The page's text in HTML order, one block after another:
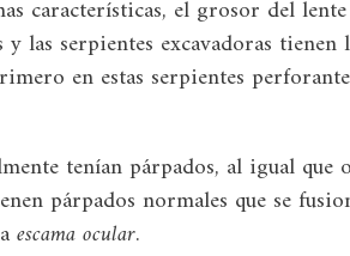
características, el grosor del
las serpientes excavadoras tienen
en estas serpientes
tenían párpados, al igual que
párpados normales que se
escama ocular.